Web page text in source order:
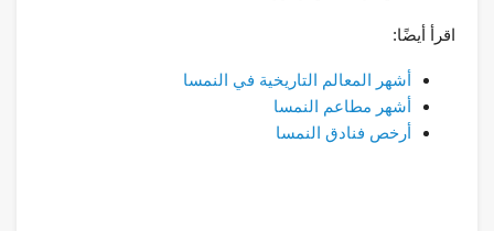
اقرأ أيضًا:
أشهر المعالم التاريخية في النمسا
أشهر مطاعم النمسا
أرخص فنادق النمسا